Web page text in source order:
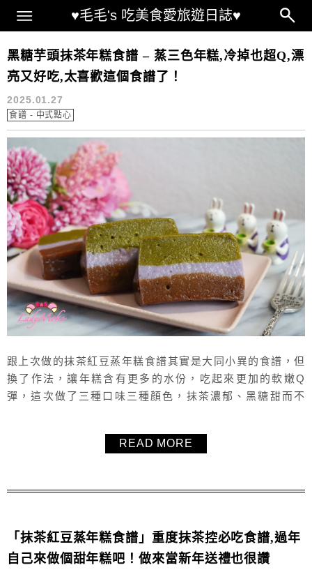
♥毛毛's 吃美食愛旅遊日誌♥
Main Menu
紅豆年糕 食譜
黑糖芋頭抹茶年糕食譜 – 蒸三色年糕,冷掉也超Q,漂
亮又好吃,太喜歡這個食譜了！
2025.01.27
食譜 - 中式點心
跟上次做的抹茶紅豆蒸年糕食譜其實是大同小異的食譜，但
換了作法，讓年糕含有更多的水份，吃起來更加的軟嫩Q
彈，這次做了三種口味三種顏色，抹茶濃郁、黑糖甜而不
年糕的口感和味道，推薦這個Brown Sugar Taro Matcha
Rice Cake 黑糖芋頭抹茶年糕食譜給大家！
READ MORE
「抹茶紅豆蒸年糕食譜」重度抹茶控必吃食譜,過年
自己來做個甜年糕吧！做來當新年送禮也很讚